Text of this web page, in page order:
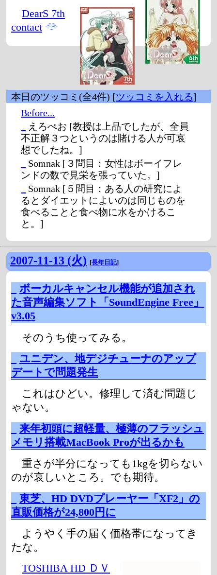
DearS 7th
contact
本日のツッコミ(全4件) [ツッコミを入れる]
Before...
えろぺお [教授は上品でしたが、全員
不正解３つというのは賭ける人が可哀
想でしたね。]
Somnak [３問目：女性はボーイフレ
ンドの数で見栄を張っていた。]
Somnak [５問目：ある人の研究によ
るとダイエットによいのは同じものを
食べることと食べ物に水をかけるこ
と。]
2007-11-13 (火) [長年日記]
ボーカルキャンセル機能が追加され
た音声編集ソフト「SoundEngine Free」
v3.05
そのうち使ってみる。
ユニデン、地デジチューナのアップ
デートで問題発生
これはひどい。修理して済む問題じ
ゃない。
来年初頭に超軽量、極薄のフラッシュ
メモリ搭載MacBook Proが出るかも
重さが半分になっても1kgを切らない
のが哀しいところ。でも期待。
東芝、HD DVDプレーヤー「XF2」の
直販価格が24,800円に
ようやく手の届く価格帯になってき
たな。
TOSHIBA HD ＤＶ